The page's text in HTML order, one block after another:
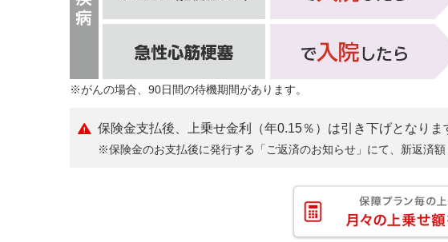
※がんの場合、90日間の待機期間があります。
保険金支払後、上乗せ金利（年0.15％）は引き下げとなりま
※保険金のお支払後に発行する「ご返済のお知らせ」にて、新返済額